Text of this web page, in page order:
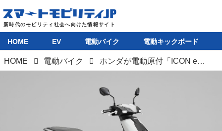
HOME EV 電動バイク 電動キックボード
HOME 電動バイク ホンダが電動原付「ICON e：」を発売。新基準原付より安くて航続距離81km＆収納スペースも充実のバイク